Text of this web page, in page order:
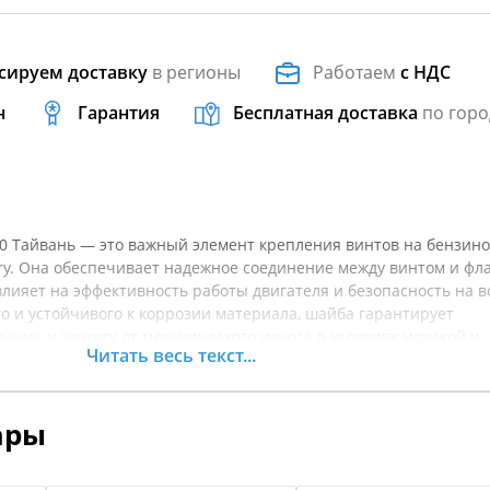
доставку в регионы Работаемс НДС
Гарантия Бесплатная доставка по
Тайвань — это важный элемент крепления винтов на
Она обеспечивает надежное соединение между винтом и
на эффективность работы двигателя и безопасность на
и устойчивого к коррозии материала, шайба гарантирует
рекомендуется для регулярной замены, чтобы избежать
аварийные ситуации. Перед покупкой
Читать весь текст...